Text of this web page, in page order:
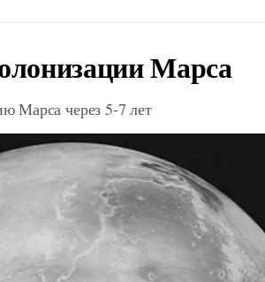
Марса
Марса через 5-7 лет